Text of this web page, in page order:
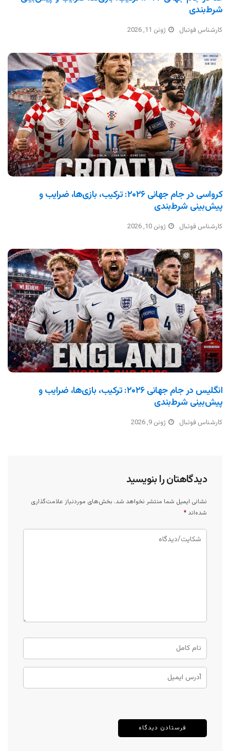
شرط‌بندی
کارشناس فوتبال ژوئن 11, 2026
کرواسی در جام جهانی ۲۰۲۶: ترکیب، بازی‌ها، ضرایب و
پیش‌بینی شرط‌بندی
کارشناس فوتبال ژوئن 10, 2026
انگلیس در جام جهانی ۲۰۲۶: ترکیب، بازی‌ها، ضرایب و
پیش‌بینی شرط‌بندی
کارشناس فوتبال ژوئن 9, 2026
دیدگاهتان را بنویسید
نشانی ایمیل شما منتشر نخواهد شد. بخش‌های موردنیاز علامت‌گذاری
شده‌اند *